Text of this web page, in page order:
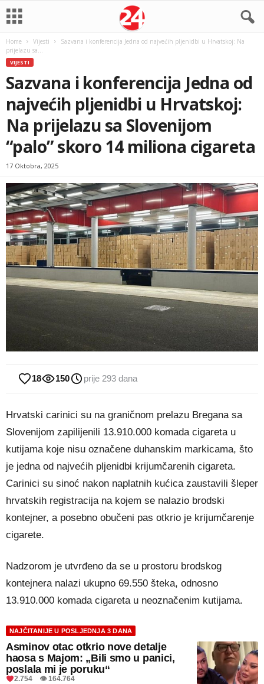
Home Vijesti
Sazvana i konferencija Jedna od najvećih pljenidbi u Hrvatskoj: Na
prijelazu sa...
VIJESTI
Sazvana i konferencija Jedna od
najvećih pljenidbi u Hrvatskoj:
Na prijelazu sa Slovenijom
“palo” skoro 14 miliona cigareta
17 Oktobra, 2025
18 150 prije 293 dana
Hrvatski carinici su na graničnom prelazu Bregana sa
Slovenijom zapilijenili 13.910.000 komada cigareta u
kutijama koje nisu označene duhanskim markicama, što
je jedna od najvećih pljenidbi krijumčarenih cigareta.
Carinici su sinoć nakon naplatnih kućica zaustavili šleper
hrvatskih registracija na kojem se nalazio brodski
kontejner, a posebno obučeni pas otkrio je krijumčarenje
cigarete.
Nadzorom je utvrđeno da se u prostoru brodskog
kontejnera nalazi ukupno 69.550 šteka, odnosno
13.910.000 komada cigareta u neoznačenim kutijama.
NAJČITANIJE U POSLJEDNJA 3 DANA
Asminov otac otkrio nove detalje
haosa s Majom: „Bili smo u panici,
poslala mi je poruku“
2.754 👁 164.764